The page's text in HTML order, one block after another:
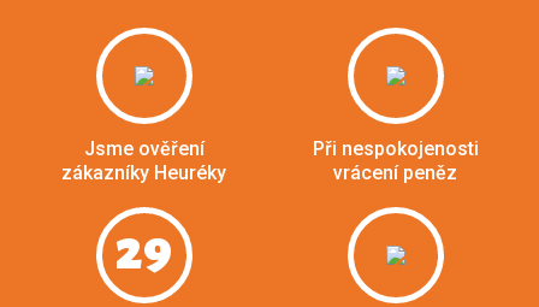
Jsme ověření
zákazníky Heuréky
Při nespokojenosti
vrácení peněz
29